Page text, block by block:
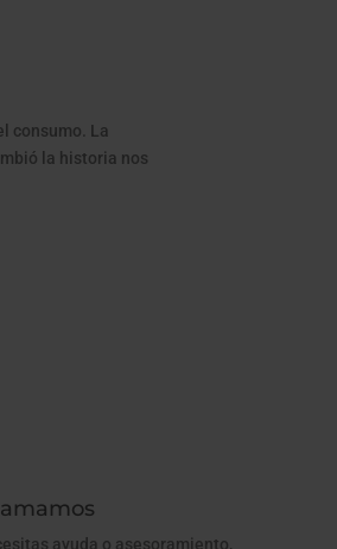
consumo. La
la historia nos
ayuda o asesoramiento,